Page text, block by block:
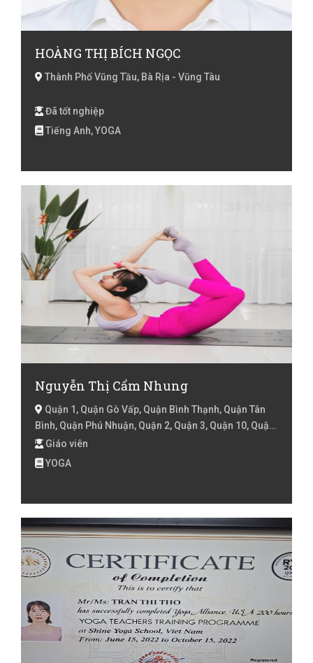
HOÀNG THỊ BÍCH NGỌC
Thành Phố Vũng Tầu, Bà Rịa - Vũng Tàu
Đã tốt nghiệp
Tiếng Anh, YOGA
Nguyễn Thị Cẩm Nhung
Quận 1, Quận Gò Vấp, Quận Bình Thạnh, Quận Tân
Bình, Quận Phú Nhuận, Quận 2, Quận 3, Quận 10, Quận
11, Quận 4, Quận 5, Hồ Chí Minh
Giáo viên
YOGA